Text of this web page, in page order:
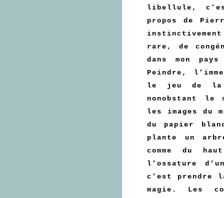
libellule,
propos de
rare, de
dans mon
Peindre,
le jeu de la
nonobstant le
les images du
du papier
plante un
comme du
l’ossature
c’est prendre
magie. Les